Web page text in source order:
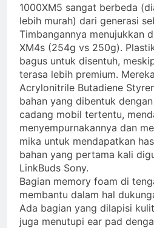
1000XM5 sangat berbeda
lebih murah) dari generasi
Timbangannya menujukkan
XM4s (254g vs 250g).
bagus untuk disentuh,
terasa lebih premium.
Acrylonitrile Butadiene
bahan yang dibentuk
cadang mobil tertentu,
menyempurnakannya dan
mika untuk mendapatkan
bahan yang pertama kali
LinkBuds Sony.
Bagian memory foam di
membantu dalam hal
Ada bagian yang dilapisi
juga menutupi ear pad